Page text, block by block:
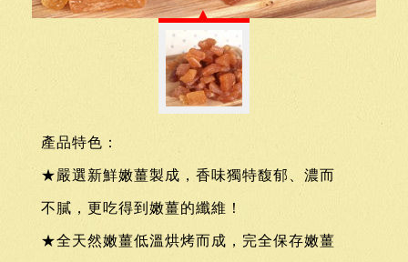
產品特色：
★嚴選新鮮嫩薑製成，香味獨特馥郁、濃而
不膩，更吃得到嫩薑的纖維！
★全天然嫩薑低溫烘烤而成，完全保存嫩薑